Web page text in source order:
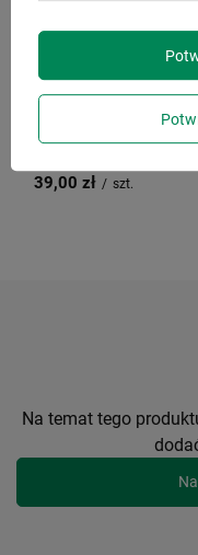
Butelka na wodę
2.0 720ml Tritan
powystawowy
39,00 zł / szt.
Na temat tego